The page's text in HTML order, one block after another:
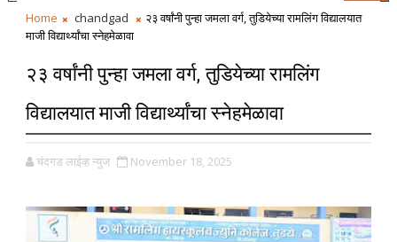
Home chandgad
२३ वर्षांनी पुन्हा जमला वर्ग, तुडियेच्या रामलिंग विद्यालयात
माजी विद्यार्थ्यांचा स्नेहमेळावा
२३ वर्षांनी पुन्हा जमला वर्ग, तुडियेच्या रामलिंग
विद्यालयात माजी विद्यार्थ्यांचा स्नेहमेळावा
चंदगड लाईव्ह न्युज November 18, 2025